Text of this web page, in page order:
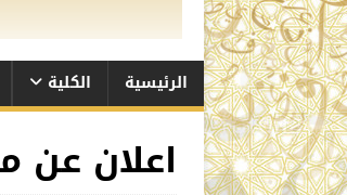
الرئيسية الكلية
اعلان عن